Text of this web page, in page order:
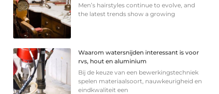
Men’s hairstyles continue to evolve, and
the latest trends show a growing
Waarom watersnijden interessant is voor
rvs, hout en aluminium
Bij de keuze van een bewerkingstechniek
spelen materiaalsoort, nauwkeurigheid en
eindkwaliteit een